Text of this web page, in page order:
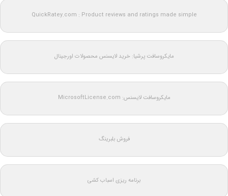
QuickRatey.com : Product reviews and ratings made simple
مایکروسافت پرشیا: خرید لایسنس محصولات اورجینال
مایکروسافت لایسنس: MicrosoftLicense.com
فروش بلبرینگ
برنامه ریزی اسباب کشی